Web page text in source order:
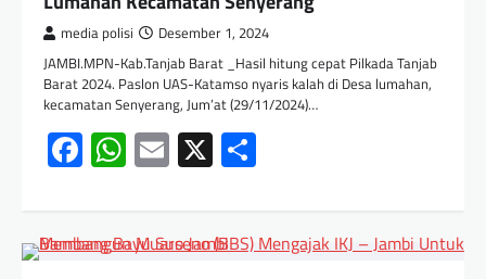
media polisi Desember 1, 2024
JAMBI.MPN-Kab.Tanjab Barat _Hasil hitung cepat Pilkada Tanjab
Barat 2024. Paslon UAS-Katamso nyaris kalah di Desa lumahan,
kecamatan Senyerang, Jum’at (29/11/2024)…
Facebook
WhatsApp
Email
X